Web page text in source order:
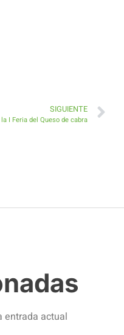
SIGUIENTE
I Feria del Queso de cabra
entrada actual